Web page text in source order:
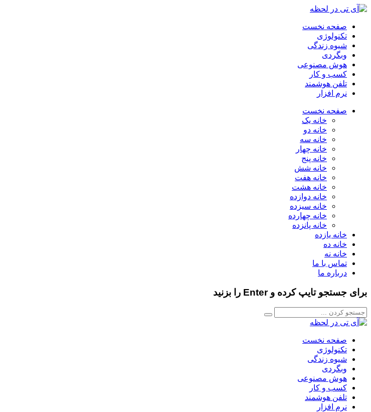
صفحه نخست
تکنولوژی
شیوه زندگی
وبگردی
هوش مصنوعی
کسب و کار
تلفن هوشمند
نرم افزار
صفحه نخست
خانه یک
خانه دو
خانه سه
خانه چهار
خانه پنج
خانه شش
خانه هفت
خانه هشت
خانه دوازده
خانه سیزده
خانه چهارده
خانه پانزده
خانه یازده
خانه ده
خانه نه
تماس با ما
درباره ما
برای جستجو تایپ کرده و Enter را بزنید
صفحه نخست
تکنولوژی
شیوه زندگی
وبگردی
هوش مصنوعی
کسب و کار
تلفن هوشمند
نرم افزار